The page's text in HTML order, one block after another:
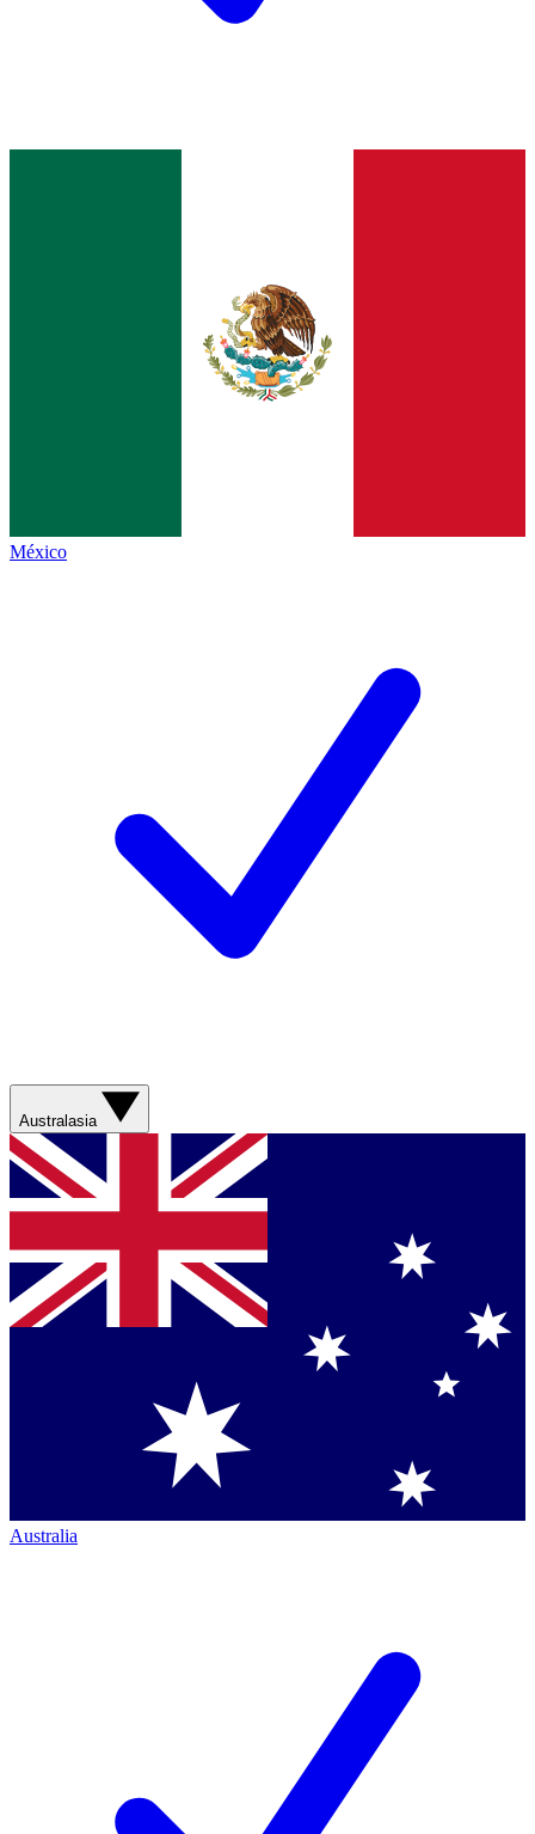
México
Australasia
Australia